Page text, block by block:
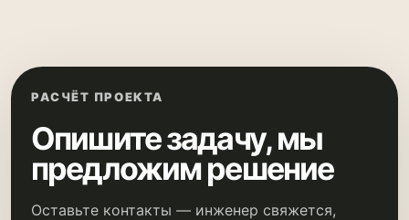
РАСЧЁТ ПРОЕКТА
Опишите задачу, мы
предложим решение
Оставьте контакты — инженер свяжется,